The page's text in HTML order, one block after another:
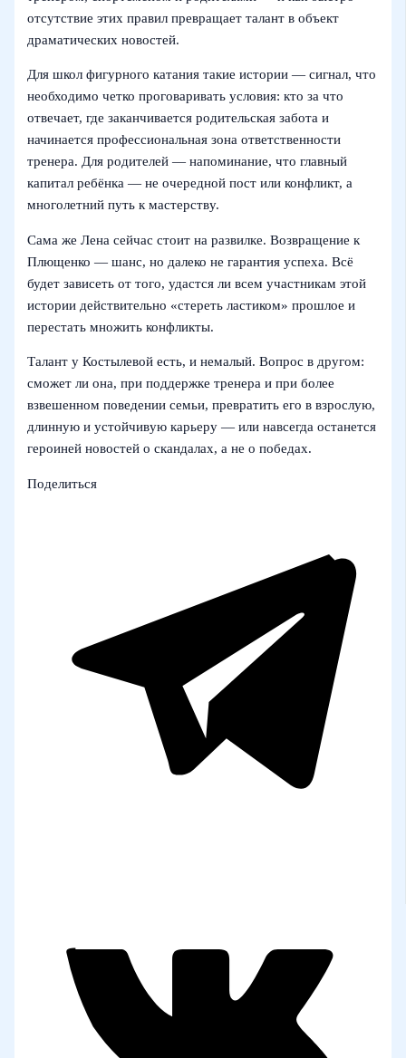
отсутствие этих правил превращает талант в объект
драматических новостей.
Для школ фигурного катания такие истории — сигнал, что
необходимо четко проговаривать условия: кто за что
отвечает, где заканчивается родительская забота и
начинается профессиональная зона ответственности
тренера. Для родителей — напоминание, что главный
капитал ребёнка — не очередной пост или конфликт, а
многолетний путь к мастерству.
Сама же Лена сейчас стоит на развилке. Возвращение к
Плющенко — шанс, но далеко не гарантия успеха. Всё
будет зависеть от того, удастся ли всем участникам этой
истории действительно «стереть ластиком» прошлое и
перестать множить конфликты.
Талант у Костылевой есть, и немалый. Вопрос в другом:
сможет ли она, при поддержке тренера и при более
взвешенном поведении семьи, превратить его в взрослую,
длинную и устойчивую карьеру — или навсегда останется
героиней новостей о скандалах, а не о победах.
Поделиться